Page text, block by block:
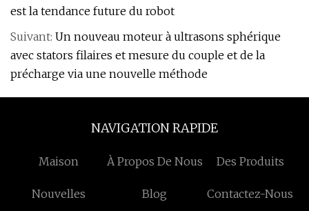
est la tendance future du robot
Suivant: Un nouveau moteur à ultrasons sphérique
avec stators filaires et mesure du couple et de la
précharge via une nouvelle méthode
NAVIGATION RAPIDE
Maison À Propos De Nous Des Produits
Nouvelles Blog Contactez-Nous